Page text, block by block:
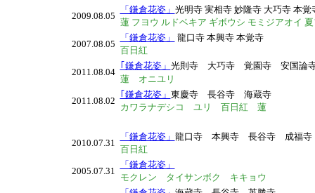
2009.08.05
「鎌倉花姿」 光明寺 実相寺 妙隆寺 大巧寺 本覚
蓮 フヨウ ルドベキア ギボウシ モミジアオイ
2007.08.05
「鎌倉花姿」
龍口寺 本興寺 本覚寺
百日紅
2011.08.04
｢鎌倉花姿」 光則寺 大巧寺 覚園寺 安国
蓮 オニユリ
2011.08.02
｢鎌倉花姿」 東慶寺 長谷寺 海蔵寺
カワラナデシコ ユリ 百日紅 蓮
2010.07.31
「鎌倉花姿」 龍口寺 本興寺 長谷寺 成福
百日紅
2005.07.31
「鎌倉花姿」
モクレン タイサンボク キキョウ